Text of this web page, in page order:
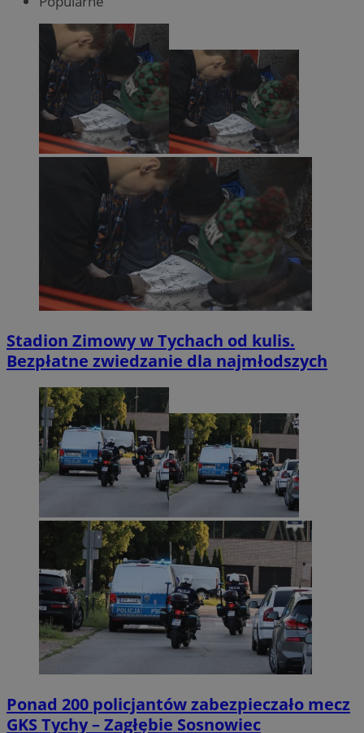
Stadion Zimowy w Tychach od kulis.
Bezpłatne zwiedzanie dla najmłodszych
Ponad 200 policjantów zabezpieczało mecz
GKS Tychy – Zagłębie Sosnowiec